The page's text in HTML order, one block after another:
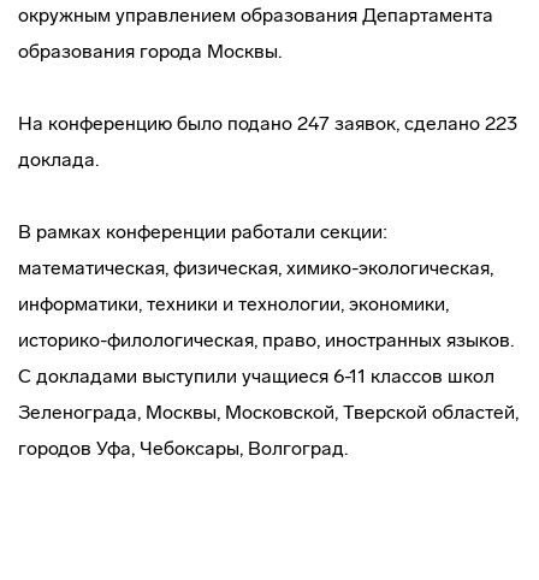
окружным управлением образования Департамента
образования города Москвы.
На конференцию было подано 247 заявок, сделано 223
доклада.
В рамках конференции работали секции:
математическая, физическая, химико-экологическая,
информатики, техники и технологии, экономики,
историко-филологическая, право, иностранных языков.
С докладами выступили учащиеся 6-11 классов школ
Зеленограда, Москвы, Московской, Тверской областей,
городов Уфа, Чебоксары, Волгоград.